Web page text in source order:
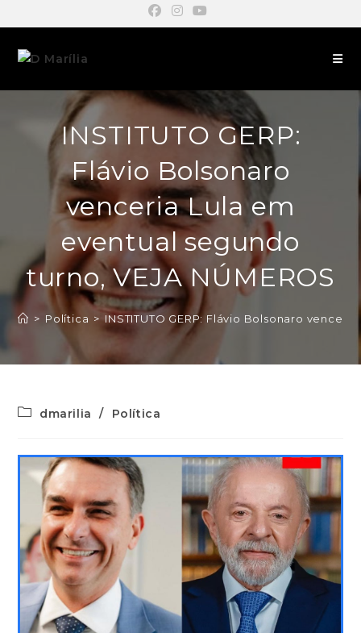
INSTITUTO GERP:
Flávio Bolsonaro
venceria Lula em
eventual segundo
turno, VEJA NÚMEROS
> Política > INSTITUTO GERP: Flávio Bolsonaro
dmarilia / Política